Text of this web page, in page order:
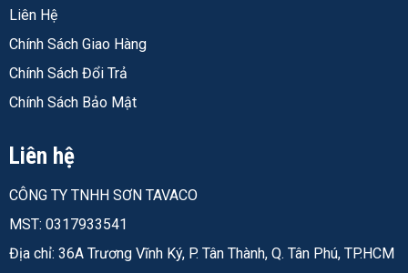
tiết kiệm
Cần bề
chắc, pha
Aquatech
Y65
Ngân sách
tường/sàn
ít tiếp xúc
C8033
Liên Hệ
Chính Sách Giao Hàng
Chính Sách Đổi Trả
Chính Sách Bảo Mật
Liên hệ
CÔNG TY TNHH SƠN TAVACO
MST: 0317933541
Địa chỉ: 36A Trương Vĩnh Ký, P. Tân Thành, Q. Tân Phú, TP.HCM